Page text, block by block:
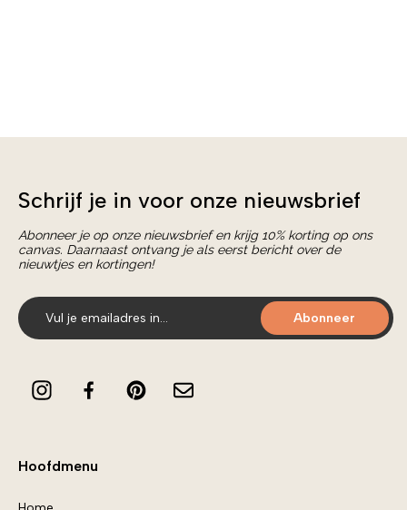
Schrijf je in voor onze nieuwsbrief
Abonneer je op onze nieuwsbrief en krijg 10% korting op ons
canvas. Daarnaast ontvang je als eerst bericht over de
nieuwtjes en kortingen!
Abonneer
Hoofdmenu